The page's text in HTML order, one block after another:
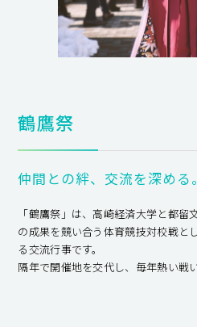
鶴鷹祭
仲間との絆、交流を深める。
「鶴鷹祭」は、高崎経済大学と都
の成果を競い合う体育競技対校戦と
る交流行事です。
隔年で開催地を交代し、毎年熱い戦